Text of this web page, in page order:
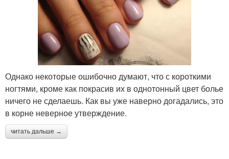
Однако некоторые ошибочно думают, что с короткими
ногтями, кроме как покрасив их в однотонный цвет болье
ничего не сделаешь. Как вы уже наверно догадались, это
в корне неверное утверждение.
читать дальше →